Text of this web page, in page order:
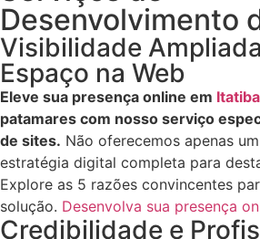
Desenvolvimento
Visibilidade
Espaço na Web
Eleve sua presença online em
patamares com nosso serviço
de sites. Não oferecemos apenas
estratégia digital completa para
Explore as 5 razões convincentes
solução. Desenvolva sua presença
Credibilidade e